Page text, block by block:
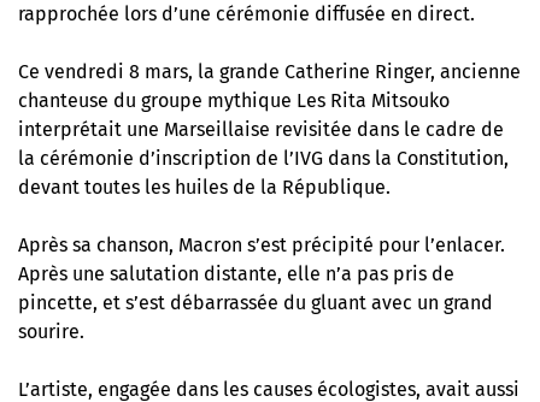
rapprochée lors d’une cérémonie diffusée en direct.
Ce vendredi 8 mars, la grande Catherine Ringer, ancienne
chanteuse du groupe mythique Les Rita Mitsouko
interprétait une Marseillaise revisitée dans le cadre de
la cérémonie d’inscription de l’IVG dans la Constitution,
devant toutes les huiles de la République.
Après sa chanson, Macron s’est précipité pour l’enlacer.
Après une salutation distante, elle n’a pas pris de
pincette, et s’est débarrassée du gluant avec un grand
sourire.
L’artiste, engagée dans les causes écologistes, avait aussi